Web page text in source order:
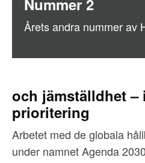
Nummer 2
Årets andra nummer av
och jämställdhet
prioritering
Arbetet med de globala
under namnet Agenda